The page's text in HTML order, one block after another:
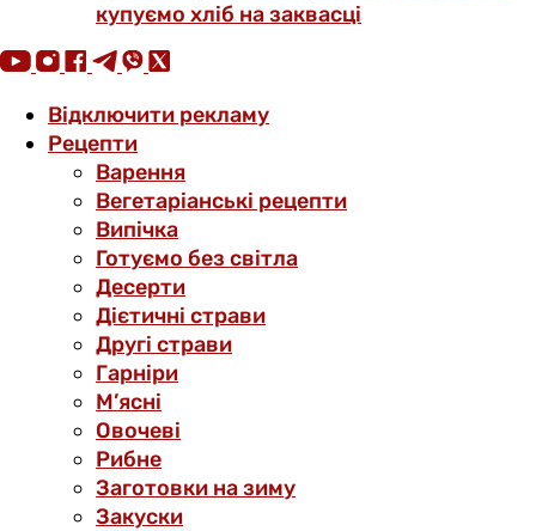
купуємо хліб на заквасці
Відключити рекламу
Рецепти
Варення
Вегетаріанські рецепти
Випічка
Готуємо без світла
Десерти
Дієтичні страви
Другі страви
Гарніри
М’ясні
Овочеві
Рибне
Заготовки на зиму
Закуски